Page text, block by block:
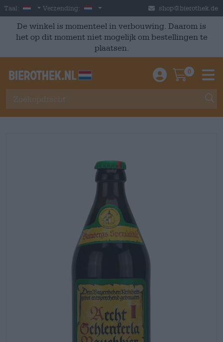
Skip to main content
Taal: Dutch
Verzending: Nederland shop@bierothek.de
De winkel is momenteel in verbouwing. Daarom is
het op dit moment niet mogelijk om bestellingen te
plaatsen.
Einloggen /
0